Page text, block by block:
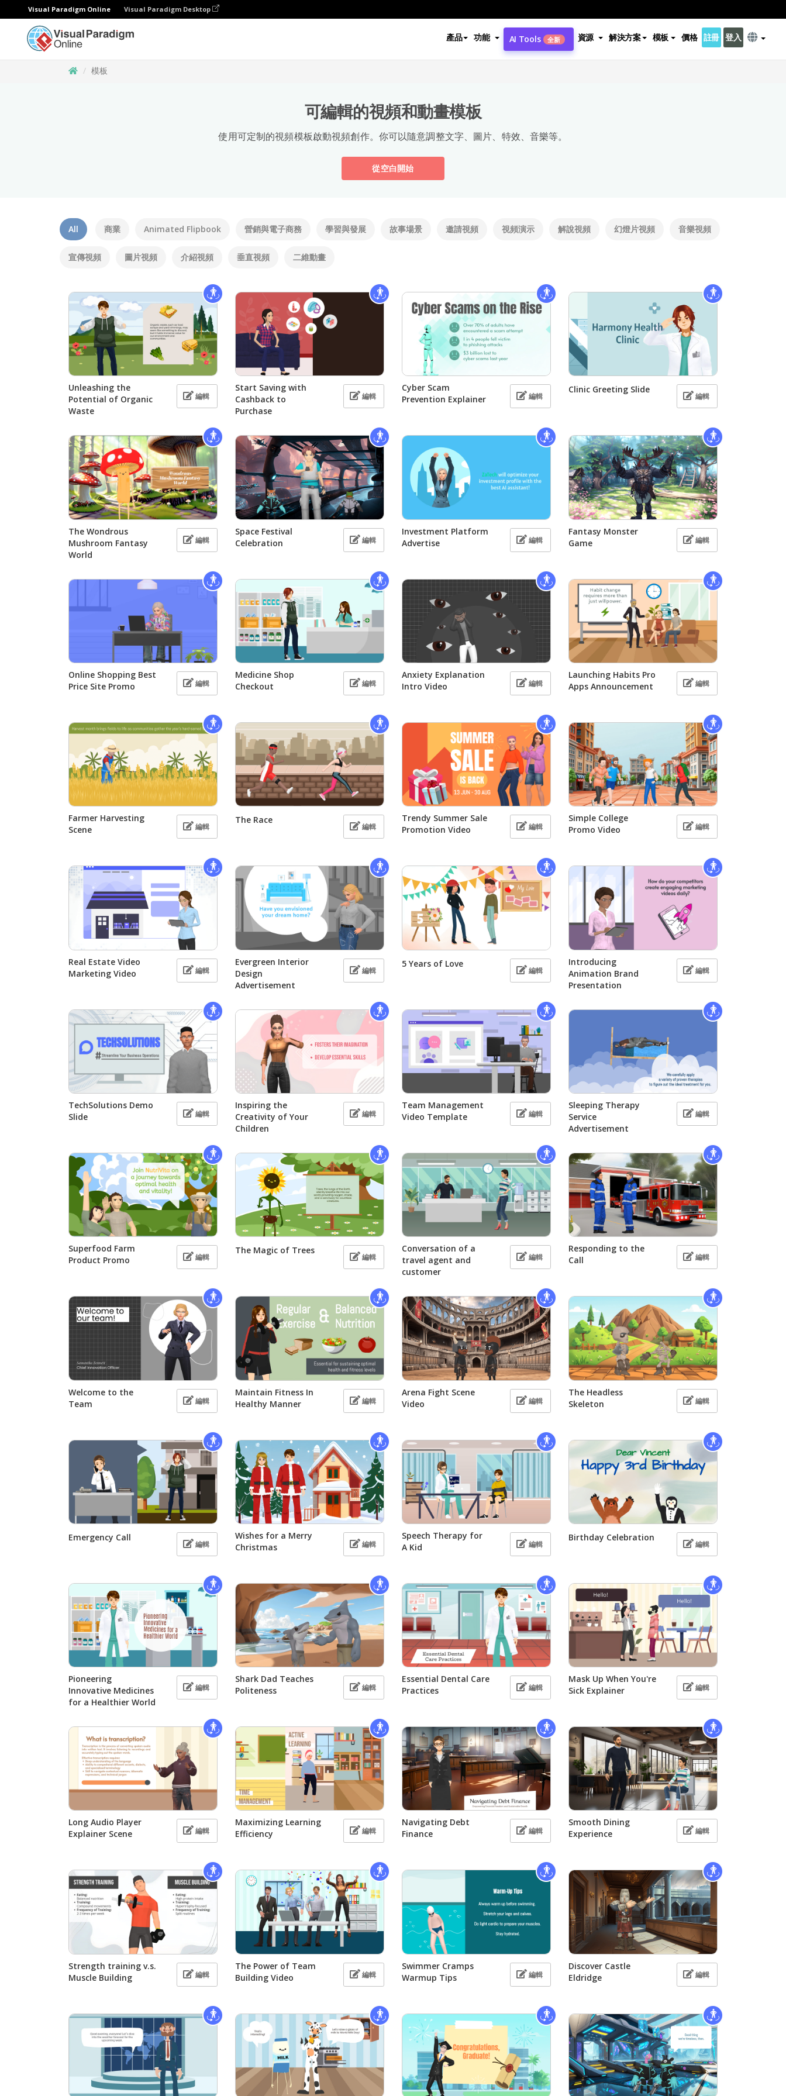
Visual Paradigm Online Visual Paradigm Desktop
產品 功能 AI Tools 全新 資源 解決方案 模板 價格 註冊 登入
模板
可編輯的視頻和動畫模板
使用可定制的視頻模板啟動視頻創作。你可以隨意調整文字、圖片、特效、音樂等。
從空白開始
All 商業 Animated Flipbook 營銷與電子商務 學習與發展 故事場景 邀請視頻 視頻演示 解說視頻 幻燈片視頻 音樂視頻
宣傳視頻 圖片視頻 介紹視頻 垂直視頻 二維動畫
Unleashing the
Potential of Organic
Waste
編輯
Start Saving with
Cashback to
Purchase
編輯
Cyber Scam
Prevention Explainer
編輯
Clinic Greeting Slide
編輯
The Wondrous
Mushroom Fantasy
World
編輯
Space Festival
Celebration
編輯
Investment Platform
Advertise
編輯
Fantasy Monster
Game
編輯
Online Shopping Best
Price Site Promo
編輯
Medicine Shop
Checkout
編輯
Anxiety Explanation
Intro Video
編輯
Launching Habits Pro
Apps Announcement
編輯
Farmer Harvesting
Scene
編輯
The Race
編輯
Trendy Summer Sale
Promotion Video
編輯
Simple College
Promo Video
編輯
Real Estate Video
Marketing Video
編輯
Evergreen Interior
Design
Advertisement
編輯
5 Years of Love
編輯
Introducing
Animation Brand
Presentation
編輯
TechSolutions Demo
Slide
編輯
Inspiring the
Creativity of Your
Children
編輯
Team Management
Video Template
編輯
Sleeping Therapy
Service
Advertisement
編輯
Superfood Farm
Product Promo
編輯
The Magic of Trees
編輯
Conversation of a
travel agent and
customer
編輯
Responding to the
Call
編輯
Welcome to the
Team
編輯
Maintain Fitness In
Healthy Manner
編輯
Arena Fight Scene
Video
編輯
The Headless
Skeleton
編輯
Emergency Call
編輯
Wishes for a Merry
Christmas
編輯
Speech Therapy for
A Kid
編輯
Birthday Celebration
編輯
Pioneering
Innovative Medicines
for a Healthier World
編輯
Shark Dad Teaches
Politeness
編輯
Essential Dental Care
Practices
編輯
Mask Up When You're
Sick Explainer
編輯
Long Audio Player
Explainer Scene
編輯
Maximizing Learning
Efficiency
編輯
Navigating Debt
Finance
編輯
Smooth Dining
Experience
編輯
Strength training v.s.
Muscle Building
編輯
The Power of Team
Building Video
編輯
Swimmer Cramps
Warmup Tips
編輯
Discover Castle
Eldridge
編輯